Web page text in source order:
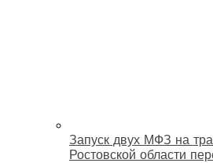
Запуск двух МФЗ на
Ростовской области